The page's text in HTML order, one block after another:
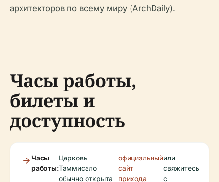
архитекторов по всему миру (ArchDaily).
Часы работы,
билеты и
доступность
Часы
работы:
Церковь
Таммисало
обычно открыта
официальный
сайт
прихода
или
свяжитесь
с